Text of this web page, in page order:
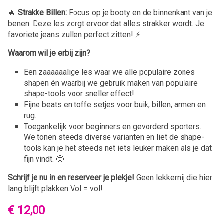
🔥 Strakke Billen: Focus op je booty en de binnenkant van je
benen. Deze les zorgt ervoor dat alles strakker wordt. Je
favoriete jeans zullen perfect zitten! ⚡️
Waarom wil je erbij zijn?
Een zaaaaaalige les waar we alle populaire zones
shapen én waarbij we gebruik maken van populaire
shape-tools voor sneller effect!
Fijne beats en toffe setjes voor buik, billen, armen en
rug.
Toegankelijk voor beginners en gevorderd sporters.
We tonen steeds diverse varianten en liet de shape-
tools kan je het steeds net iets leuker maken als je dat
fijn vindt. 🤩
Schrijf je nu in en reserveer je plekje! Geen lekkernij die hier
lang blijft plakken Vol = vol!
€ 12,00